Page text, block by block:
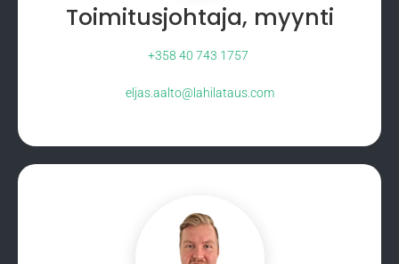
Toimitusjohtaja, myynti
+358 40 743 1757
eljas.aalto@lahilataus.com